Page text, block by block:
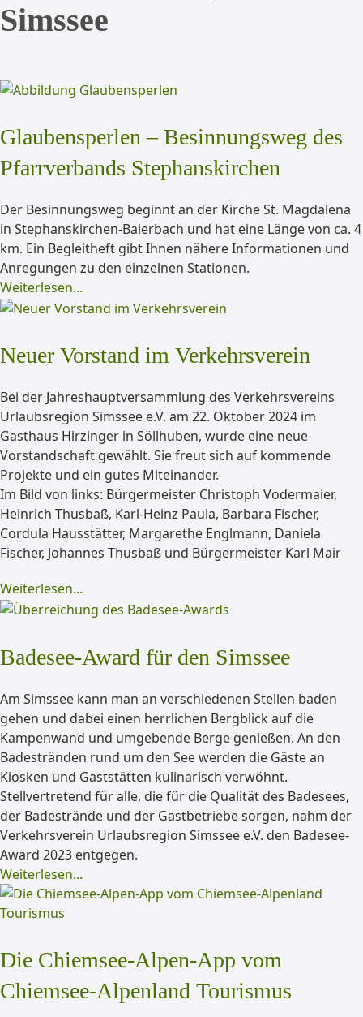
Simssee
Glaubensperlen – Besinnungsweg des
Pfarrverbands Stephanskirchen
Der Besinnungsweg beginnt an der Kirche St. Magdalena
in Stephanskirchen-Baierbach und hat eine Länge von ca. 4
km. Ein Begleitheft gibt Ihnen nähere Informationen und
Anregungen zu den einzelnen Stationen.
Weiterlesen...
Neuer Vorstand im Verkehrsverein
Bei der Jahreshauptversammlung des Verkehrsvereins
Urlaubsregion Simssee e.V. am 22. Oktober 2024 im
Gasthaus Hirzinger in Söllhuben, wurde eine neue
Vorstandschaft gewählt. Sie freut sich auf kommende
Projekte und ein gutes Miteinander.
Im Bild von links: Bürgermeister Christoph Vodermaier,
Heinrich Thusbaß, Karl-Heinz Paula, Barbara Fischer,
Cordula Hausstätter, Margarethe Englmann, Daniela
Fischer, Johannes Thusbaß und Bürgermeister Karl Mair
Weiterlesen...
Badesee-Award für den Simssee
Am Simssee kann man an verschiedenen Stellen baden
gehen und dabei einen herrlichen Bergblick auf die
Kampenwand und umgebende Berge genießen. An den
Badestränden rund um den See werden die Gäste an
Kiosken und Gaststätten kulinarisch verwöhnt.
Stellvertretend für alle, die für die Qualität des Badesees,
der Badestrände und der Gastbetriebe sorgen, nahm der
Verkehrsverein Urlaubsregion Simssee e.V. den Badesee-
Award 2023 entgegen.
Weiterlesen...
Die Chiemsee-Alpen-App vom
Chiemsee-Alpenland Tourismus